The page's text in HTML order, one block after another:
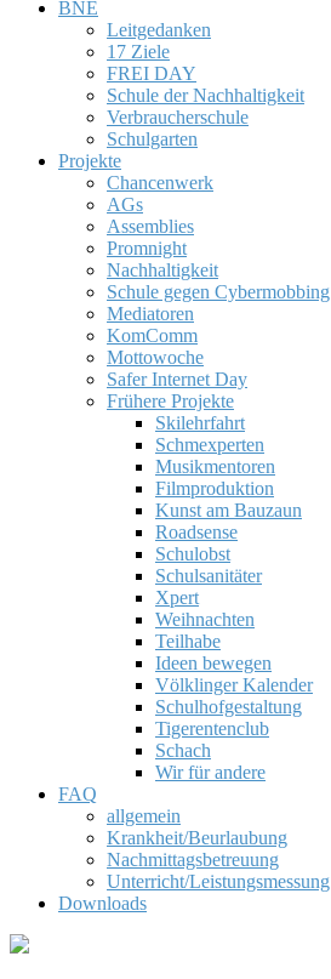
BNE
Leitgedanken
17 Ziele
FREI DAY
Schule der Nachhaltigkeit
Verbraucherschule
Schulgarten
Projekte
Chancenwerk
AGs
Assemblies
Promnight
Nachhaltigkeit
Schule gegen Cybermobbing
Mediatoren
KomComm
Mottowoche
Safer Internet Day
Frühere Projekte
Skilehrfahrt
Schmexperten
Musikmentoren
Filmproduktion
Kunst am Bauzaun
Roadsense
Schulobst
Schulsanitäter
Xpert
Weihnachten
Teilhabe
Ideen bewegen
Völklinger Kalender
Schulhofgestaltung
Tigerentenclub
Schach
Wir für andere
FAQ
allgemein
Krankheit/Beurlaubung
Nachmittagsbetreuung
Unterricht/Leistungsmessung
Downloads